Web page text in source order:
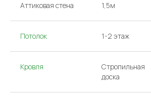
Аттиковая стена 1,5м
Потолок 1-2 этаж
Кровля
Стропильная
доска
argo-house@mail.ru
Звоните или
приходите в офис
+ 7 985 766-91-92
НАПИШИТЕ НАМ